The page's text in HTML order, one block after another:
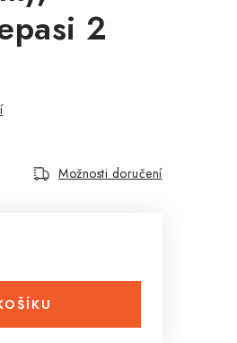
2
Možnosti doručení